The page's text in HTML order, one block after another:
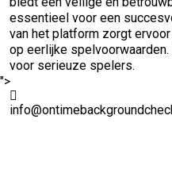
essentieel voor een
van het platform zorgt
op eerlijke
voor serieuze spelers.
">